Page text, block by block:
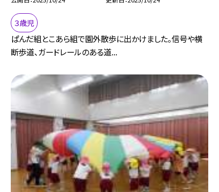
３歳児
ぱんだ組とこあら組で園外散歩に出かけました。信号や横
断歩道、ガードレールのある道...